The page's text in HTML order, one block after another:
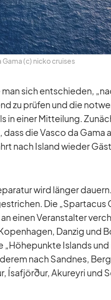
Gama (c) nicko crui­ses
sich ent­schie­den,
zu prü­fen und die
in ei­ner Mit­tei­lung.
die Vasco da Gama
nach Is­land wie­der
wird län­ger
Die „Spar­ta­cus
ei­nen Ver­an­stal­ter
Dan­zig und
Is­lands und
nach Sand­nes,
Ísaf­jörður, Akureyri und